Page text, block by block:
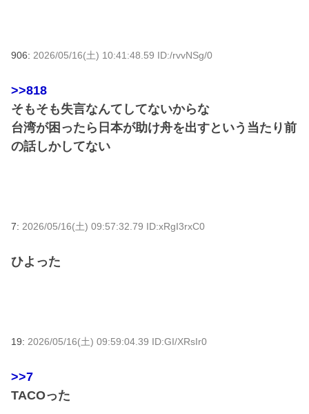
906: 2026/05/16(土) 10:41:48.59 ID:/rvvNSg/0
>>818
そもそも失言なんてしてないからな
台湾が困ったら日本が助け舟を出すという当たり前
の話しかしてない
7: 2026/05/16(土) 09:57:32.79 ID:xRgI3rxC0
ひよった
19: 2026/05/16(土) 09:59:04.39 ID:GI/XRsIr0
>>7
TACOった